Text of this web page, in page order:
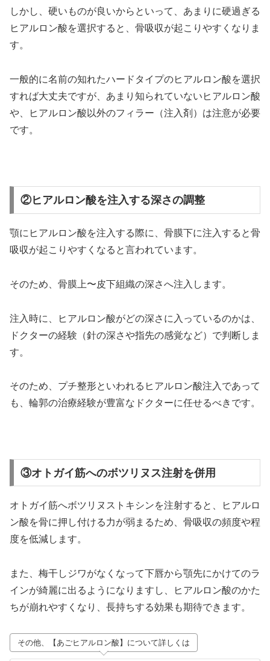
しかし、硬いものが良いからといって、あまりに硬過ぎる
ヒアルロン酸を選択すると、骨吸収が起こりやすくなりま
す。
一般的に名前の知れたハードタイプのヒアルロン酸を選択
すれば大丈夫ですが、あまり知られていないヒアルロン酸
や、ヒアルロン酸以外のフィラー（注入剤）は注意が必要
です。
②ヒアルロン酸を注入する深さの調整
顎にヒアルロン酸を注入する際に、骨膜下に注入すると骨
吸収が起こりやすくなると言われています。
そのため、骨膜上〜皮下組織の深さへ注入します。
注入時に、ヒアルロン酸がどの深さに入っているのかは、
ドクターの経験（針の深さや指先の感覚など）で判断しま
す。
そのため、プチ整形といわれるヒアルロン酸注入であって
も、輪郭の治療経験が豊富なドクターに任せるべきです。
③オトガイ筋へのボツリヌス注射を併用
オトガイ筋へボツリヌストキシンを注射すると、ヒアルロ
ン酸を骨に押し付ける力が弱まるため、骨吸収の頻度や程
度を低減します。
また、梅干しジワがなくなって下唇から顎先にかけてのラ
インが綺麗に出るようになりますし、ヒアルロン酸のかた
ちが崩れやすくなり、長持ちする効果も期待できます。
その他、【あごヒアルロン酸】について詳しくは